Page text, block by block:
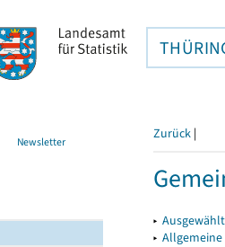
Newsletter Zurück |
▸
▸